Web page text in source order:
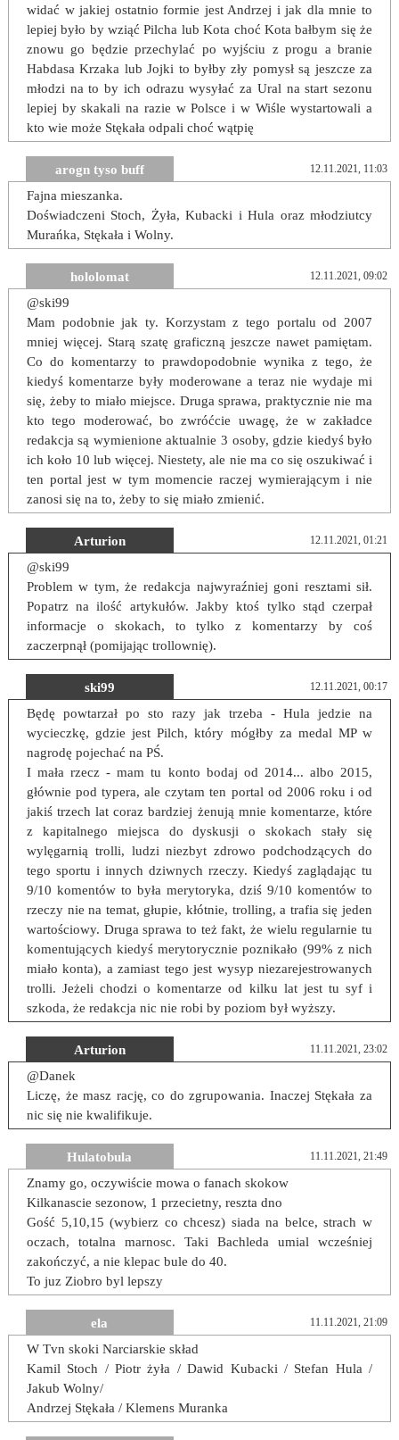
widać w jakiej ostatnio formie jest Andrzej i jak dla mnie to
lepiej było by wziąć Pilcha lub Kota choć Kota bałbym się że
znowu go będzie przechylać po wyjściu z progu a branie
Habdasa Krzaka lub Jojki to byłby zły pomysł są jeszcze za
młodzi na to by ich odrazu wysyłać za Ural na start sezonu
lepiej by skakali na razie w Polsce i w Wiśle wystartowali a
kto wie może Stękała odpali choć wątpię
arogn tyso buff 12.11.2021, 11:03
Fajna mieszanka.
Doświadczeni Stoch, Żyła, Kubacki i Hula oraz młodziutcy
Murańka, Stękała i Wolny.
hololomat 12.11.2021, 09:02
@ski99
Mam podobnie jak ty. Korzystam z tego portalu od 2007
mniej więcej. Starą szatę graficzną jeszcze nawet pamiętam.
Co do komentarzy to prawdopodobnie wynika z tego, że
kiedyś komentarze były moderowane a teraz nie wydaje mi
się, żeby to miało miejsce. Druga sprawa, praktycznie nie ma
kto tego moderować, bo zwróćcie uwagę, że w zakładce
redakcja są wymienione aktualnie 3 osoby, gdzie kiedyś było
ich koło 10 lub więcej. Niestety, ale nie ma co się oszukiwać i
ten portal jest w tym momencie raczej wymierającym i nie
zanosi się na to, żeby to się miało zmienić.
Arturion 12.11.2021, 01:21
@ski99
Problem w tym, że redakcja najwyraźniej goni resztami sił.
Popatrz na ilość artykułów. Jakby ktoś tylko stąd czerpał
informacje o skokach, to tylko z komentarzy by coś
zaczerpnął (pomijając trollownię).
ski99 12.11.2021, 00:17
Będę powtarzał po sto razy jak trzeba - Hula jedzie na
wycieczkę, gdzie jest Pilch, który mógłby za medal MP w
nagrodę pojechać na PŚ.
I mała rzecz - mam tu konto bodaj od 2014... albo 2015,
głównie pod typera, ale czytam ten portal od 2006 roku i od
jakiś trzech lat coraz bardziej żenują mnie komentarze, które
z kapitalnego miejsca do dyskusji o skokach stały się
wylęgarnią trolli, ludzi niezbyt zdrowo podchodzących do
tego sportu i innych dziwnych rzeczy. Kiedyś zaglądając tu
9/10 komentów to była merytoryka, dziś 9/10 komentów to
rzeczy nie na temat, głupie, kłótnie, trolling, a trafia się jeden
wartościowy. Druga sprawa to też fakt, że wielu regularnie tu
komentujących kiedyś merytorycznie poznikało (99% z nich
miało konta), a zamiast tego jest wysyp niezarejestrowanych
trolli. Jeżeli chodzi o komentarze od kilku lat jest tu syf i
szkoda, że redakcja nic nie robi by poziom był wyższy.
Arturion 11.11.2021, 23:02
@Danek
Liczę, że masz rację, co do zgrupowania. Inaczej Stękała za
nic się nie kwalifikuje.
Hulatobula 11.11.2021, 21:49
Znamy go, oczywiście mowa o fanach skokow
Kilkanascie sezonow, 1 przecietny, reszta dno
Gość 5,10,15 (wybierz co chcesz) siada na belce, strach w
oczach, totalna marnosc. Taki Bachleda umial wcześniej
zakończyć, a nie klepac bule do 40.
To juz Ziobro byl lepszy
ela 11.11.2021, 21:09
W Tvn skoki Narciarskie skład
Kamil Stoch / Piotr żyła / Dawid Kubacki / Stefan Hula /
Jakub Wolny/
Andrzej Stękała / Klemens Muranka